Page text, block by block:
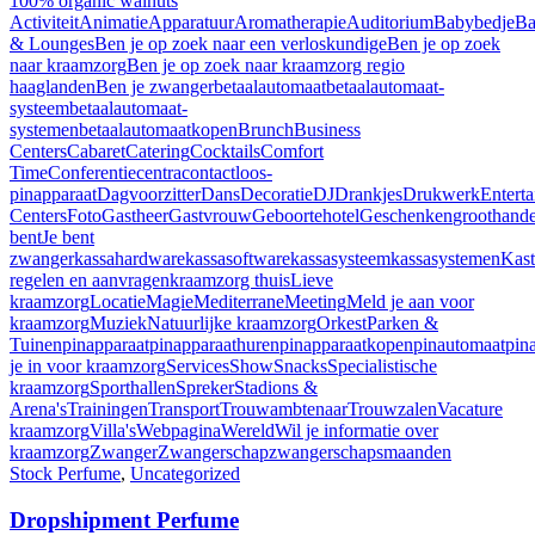
ActiviteitAnimatieApparatuurAromatherapieAuditoriumBabybedje
& LoungesBen je op zoek naar een verloskundigeBen je op zoek
naar kraamzorgBen je op zoek naar kraamzorg regio
haaglandenBen je zwangerbetaalautomaatbetaalautomaat-
systeembetaalautomaat-
systemenbetaalautomaatkopenBrunchBusiness
CentersCabaretCateringCocktailsComfort
TimeConferentiecentracontactloos-
pinapparaatDagvoorzitterDansDecoratieDJDrankjesDrukwerk
CentersFotoGastheerGastvrouwGeboortehotelGeschenken
bentJe bent
zwangerkassahardwarekassasoftwarekassasysteemkassasystemen
regelen en aanvragenkraamzorg thuisLieve
kraamzorgLocatieMagieMediterraneMeetingMeld je aan voor
kraamzorgMuziekNatuurlijke kraamzorgOrkestParken &
Tuinenpinapparaatpinapparaathurenpinapparaatkopenpinautomaat
je in voor kraamzorgServicesShowSnacksSpecialistische
kraamzorgSporthallenSprekerStadions &
Arena'sTrainingenTransportTrouwambtenaarTrouwzalenVacature
kraamzorgVilla'sWebpaginaWereldWil je informatie over
kraamzorgZwangerZwangerschapzwangerschapsmaanden
Stock Perfume, Uncategorized
Dropshipment Perfume